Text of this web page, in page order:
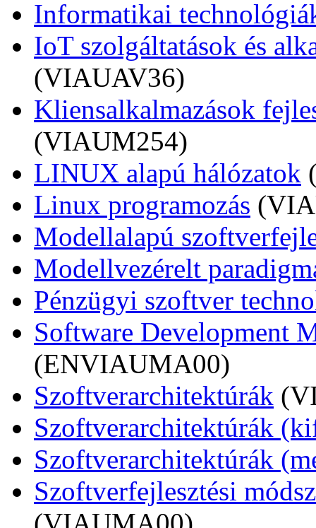
Informatikai
IoT szolgáltatások és
(VIAUAV36)
Kliensalkalmazások
(VIAUM254)
LINUX alapú hálózatok
Linux programozás
Modellalapú
Modellvezérelt
Pénzügyi szoftver
Software Development
(ENVIAUMA00)
Szoftverarchitektúrák
Szoftverarchitektúrák
Szoftverarchitektúrák
Szoftverfejlesztési